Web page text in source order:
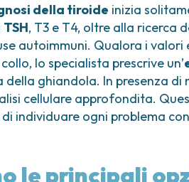
della tiroide inizia
TSH, T3 e T4, oltre alla ricerca
autoimmuni. Qualora i
lo specialista prescrive un’
ghiandola. In presenza di
cellulare approfondita.
individuare ogni problema
le principali